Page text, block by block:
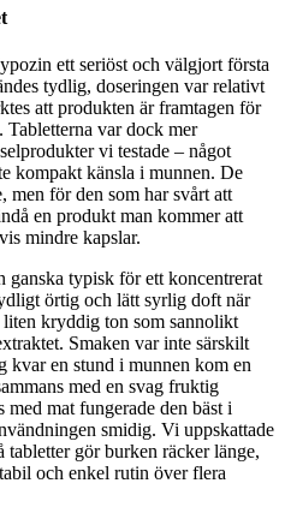
ett seriöst och välgjort första
tydlig, doseringen var relativt
att produkten är framtagen för
Tabletterna var dock mer
vi testade – något
kompakt känsla i munnen. De
men för den som har svårt att
en produkt man kommer att
mindre kapslar.
ganska typisk för ett koncentrerat
örtig och lätt syrlig doft när
liten kryddig ton som sannolikt
Smaken var inte särskilt
kvar en stund i munnen kom en
med en svag fruktig
mat fungerade den bäst i
smidig. Vi uppskattade
tabletter gör burken räcker länge,
och enkel rutin över flera